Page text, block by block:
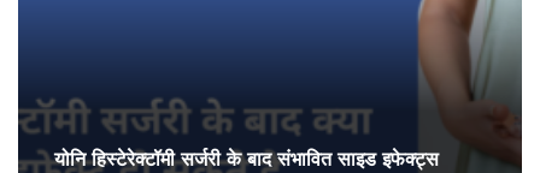
योनि हिस्टेरेक्टॉमी सर्जरी के बाद संभावित साइड इफेक्ट्स